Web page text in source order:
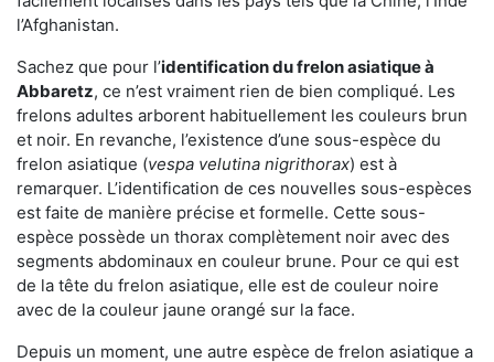
l’Afghanistan.
Sachez que pour l’identification du frelon asiatiqueà
Abbaretz, ce n’est vraiment rien de bien compliqué. Les
frelons adultes arborent habituellement les couleurs brun
et noir. En revanche, l’existence d’une sous-espèce du
frelon asiatique (vespa velutina nigrithorax) est à
remarquer. L’identification de ces nouvelles sous-espèces
est faite de manière précise et formelle. Cette sous-
espèce possède un thorax complètement noir avec des
segments abdominaux en couleur brune. Pour ce qui est
de la tête du frelon asiatique, elle est de couleur noire
avec de la couleur jaune orangé sur la face.
Depuis un moment, une autre espèce de frelon asiatique a